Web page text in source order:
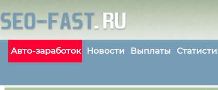
Авто-заработок Новости Выплаты